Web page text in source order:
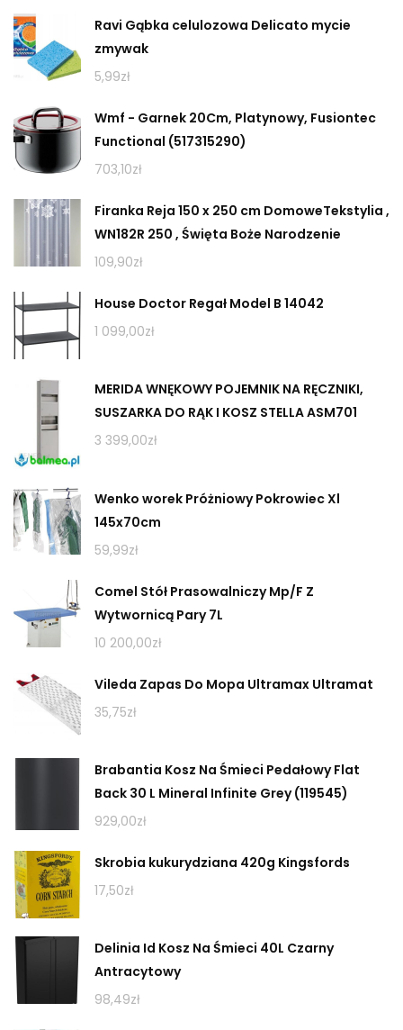
Ravi Gąbka celulozowa Delicato mycie
zmywak
5,99zł
Wmf - Garnek 20Cm, Platynowy, Fusiontec
Functional (517315290)
703,10zł
Firanka Reja 150 x 250 cm DomoweTekstylia ,
WN182R 250 , Święta Boże Narodzenie
109,90zł
House Doctor Regał Model B 14042
1 099,00zł
MERIDA WNĘKOWY POJEMNIK NA RĘCZNIKI,
SUSZARKA DO RĄK I KOSZ STELLA ASM701
3 399,00zł
Wenko worek Próżniowy Pokrowiec Xl
145x70cm
59,99zł
Comel Stół Prasowalniczy Mp/F Z
Wytwornicą Pary 7L
10 200,00zł
Vileda Zapas Do Mopa Ultramax Ultramat
35,75zł
Brabantia Kosz Na Śmieci Pedałowy Flat
Back 30 L Mineral Infinite Grey (119545)
929,00zł
Skrobia kukurydziana 420g Kingsfords
17,50zł
Delinia Id Kosz Na Śmieci 40L Czarny
Antracytowy
98,49zł